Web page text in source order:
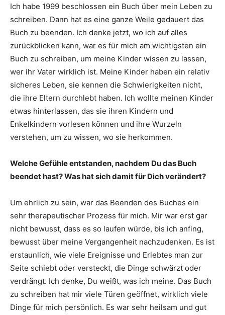
Ich habe 1999 beschlossen ein Buch über mein Leben zu
schreiben. Dann hat es eine ganze Weile gedauert das
Buch zu beenden. Ich denke jetzt, wo ich auf alles
zurückblicken kann, war es für mich am wichtigsten ein
Buch zu schreiben, um meine Kinder wissen zu lassen,
wer ihr Vater wirklich ist. Meine Kinder haben ein relativ
sicheres Leben, sie kennen die Schwierigkeiten nicht,
die ihre Eltern durchlebt haben. Ich wollte meinen Kinder
etwas hinterlassen, das sie ihren Kindern und
Enkelkindern vorlesen können und ihre Wurzeln
verstehen, um zu wissen, wo sie herkommen.
Welche Gefühle entstanden, nachdem Du das Buch
beendet hast? Was hat sich damit für Dich verändert?
Um ehrlich zu sein, war das Beenden des Buches ein
sehr therapeutischer Prozess für mich. Mir war erst gar
nicht bewusst, dass es so laufen würde, bis ich anfing,
bewusst über meine Vergangenheit nachzudenken. Es ist
erstaunlich, wie viele Ereignisse und Erlebtes man zur
Seite schiebt oder versteckt, die Dinge schwärzt oder
verdrängt. Ich denke, Du weißt, was ich meine. Das Buch
zu schreiben hat mir viele Türen geöffnet, wirklich viele
Dinge für mich persönlich. Es war sehr heilsam und gut